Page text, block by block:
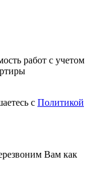
работ с учетом
с Политикой
Вам как